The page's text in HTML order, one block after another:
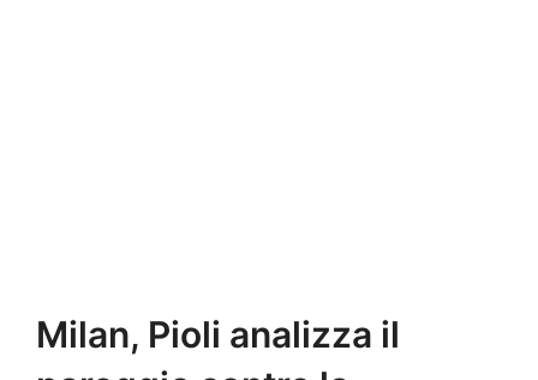
Milan, Pioli analizza il